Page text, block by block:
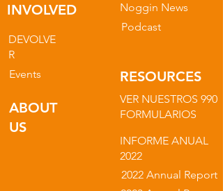
INVOLVED
Noggin News
DEVOLVE
R
Podcast
ABOUT
US
RESOURCES
VER NUESTROS 990
FORMULARIOS
INFORME ANUAL
2022
2022 Annual Report
Events